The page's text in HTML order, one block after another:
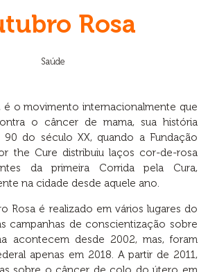
Rosa
Saúde
é o movimento internacionalmente que
o câncer de mama, sua história
do século XX, quando a Fundação
the Cure distribuiu laços cor-de-rosa
da primeira Corrida pela Cura,
na cidade desde aquele ano.
Rosa é realizado em vários lugares do
campanhas de conscientização sobre
acontecem desde 2002, mas, foram
apenas em 2018. A partir de 2011,